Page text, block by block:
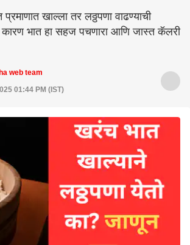
खाल्ला तर लठ्ठपणा वाढण्याची
भात हा सहज पचणारा आणि जास्त कॅलरी
web team
01:44 PM (IST)